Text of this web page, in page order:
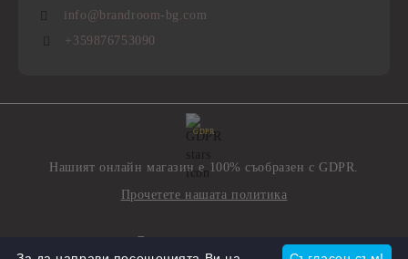
info@brandroom-bg.com
+359876753090
GDPR
Нашият онлайн магазин е 100% съобразен с GDPR.
Прочетете нашата политика